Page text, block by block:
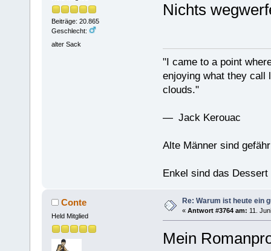
Beiträge: 20.865
Geschlecht:
alter Sack
Nichts
"I came to a point
enjoying what they call
clouds."
— Jack Kerouac
Alte Männer sind
Enkel sind das
Conte
Held Mitglied
Re: Warum ist heute ein
« Antwort #3764 am: 11.
Mein